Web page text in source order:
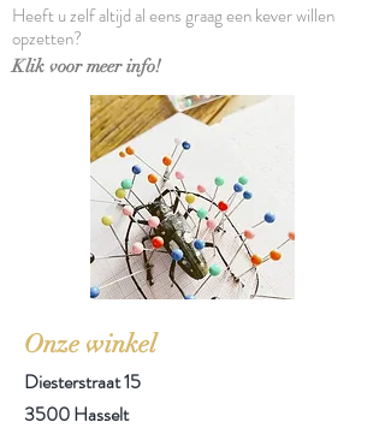
Heeft u zelf altijd al eens graag een kever willen
opzetten?
Klik voor meer info!
Onze winkel
Diesterstraat 15
3500 Hasselt